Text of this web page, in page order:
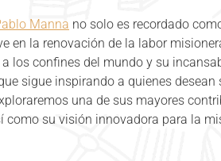
Manna no solo es recordado
en la renovación de la labor
a los confines del mundo y su
sigue inspirando a quienes
una de sus mayores
como su visión innovadora para la